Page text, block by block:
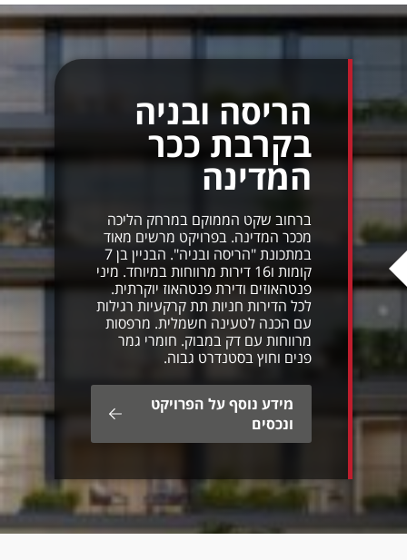
הריסה ובניה
בקרבת ככר
המדינה
ברחוב שקט הממוקם במרחק הליכה
מככר המדינה. בפרויקט מרשים מאוד
במתכונת "הריסה ובניה". הבניין בן 7
קומות ו16 דירות מרווחות במיוחד. מיני
פנטהאוזים ודירת פנטהאוז יוקרתית.
לכל הדירות חניות תת קרקעיות רגילות
עם הכנה לטעינה חשמלית. מרפסות
מרווחות עם דק במבוק. חומרי גמר
פנים וחוץ בסטנדרט גבוה.
מידע נוסף על הפרויקט
ונכסים